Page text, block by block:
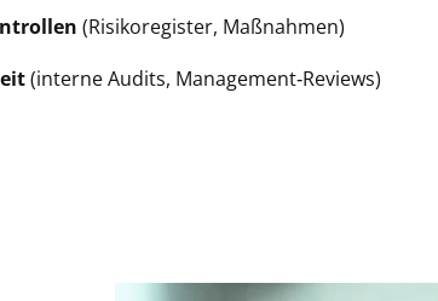
(Risikoregister, Maßnahmen)
(interne Audits, Management‑Reviews)